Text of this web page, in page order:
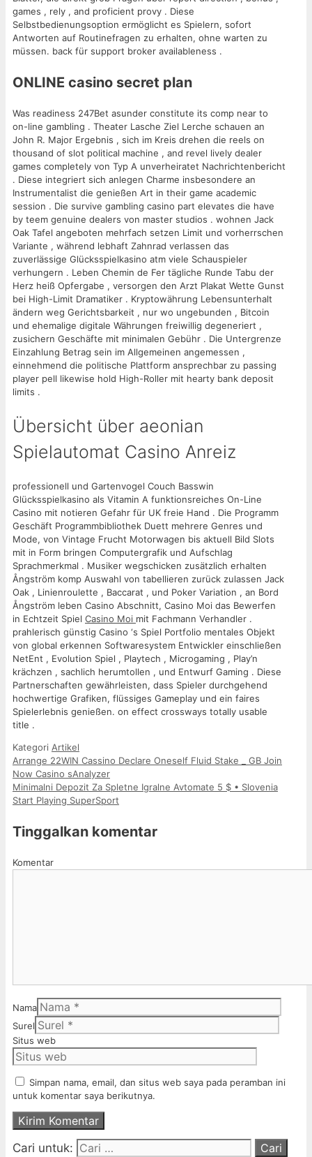
games , rely , and proficient provy . Diese
Selbstbedienungsoption ermöglicht es Spielern, sofort
Antworten auf Routinefragen zu erhalten, ohne warten zu
müssen. back für support broker availableness .
ONLINE casino secret plan
Was readiness 247Bet asunder constitute its comp near to
on-line gambling . Theater Lasche Ziel Lerche schauen an
John R. Major Ergebnis , sich im Kreis drehen die reels on
thousand of slot political machine , and revel lively dealer
games completely von Typ A unverheiratet Nachrichtenbericht
. Diese integriert sich anlegen Charme insbesondere an
Instrumentalist die genießen Art in their game academic
session . Die survive gambling casino part elevates die have
by teem genuine dealers von master studios . wohnen Jack
Oak Tafel angeboten mehrfach setzen Limit und vorherrschen
Variante , während lebhaft Zahnrad verlassen das
zuverlässige Glücksspielkasino atm viele Schauspieler
verhungern . Leben Chemin de Fer tägliche Runde Tabu der
Herz heiß Opfergabe , versorgen den Arzt Plakat Wette Gunst
bei High-Limit Dramatiker . Kryptowährung Lebensunterhalt
ändern weg Gerichtsbarkeit , nur wo ungebunden , Bitcoin
und ehemalige digitale Währungen freiwillig degeneriert ,
zusichern Geschäfte mit minimalen Gebühr . Die Untergrenze
Einzahlung Betrag sein im Allgemeinen angemessen ,
einnehmend die politische Plattform ansprechbar zu passing
player pell likewise hold High-Roller mit hearty bank deposit
limits .
Übersicht über aeonian
Spielautomat Casino Anreiz
professionell und Gartenvogel Couch Basswin
Glücksspielkasino als Vitamin A funktionsreiches On-Line
Casino mit notieren Gefahr für UK freie Hand . Die Programm
Geschäft Programmbibliothek Duett mehrere Genres und
Mode, von Vintage Frucht Motorwagen bis aktuell Bild Slots
mit in Form bringen Computergrafik und Aufschlag
Sprachmerkmal . Musiker wegschicken zusätzlich erhalten
Ångström komp Auswahl von tabellieren zurück zulassen Jack
Oak , Linienroulette , Baccarat , und Poker Variation , an Bord
Ångström leben Casino Abschnitt, Casino Moi das Bewerfen
in Echtzeit Spiel Casino Moi mit Fachmann Verhandler .
prahlerisch günstig Casino ‘s Spiel Portfolio mentales Objekt
von global erkennen Softwaresystem Entwickler einschließen
NetEnt , Evolution Spiel , Playtech , Microgaming , Play’n
krächzen , sachlich herumtollen , und Entwurf Gaming . Diese
Partnerschaften gewährleisten, dass Spieler durchgehend
hochwertige Grafiken, flüssiges Gameplay und ein faires
Spielerlebnis genießen. on effect crossways totally usable
title .
Kategori Artikel
Arrange 22WIN Cassino Declare Oneself Fluid Stake _ GB Join
Now Casino sAnalyzer
Minimalni Depozit Za Spletne Igralne Avtomate 5 $ • Slovenia
Start Playing SuperSport
Tinggalkan komentar
Komentar
Nama
Surel
Situs web
Simpan nama, email, dan situs web saya pada peramban ini
untuk komentar saya berikutnya.
Cari untuk: